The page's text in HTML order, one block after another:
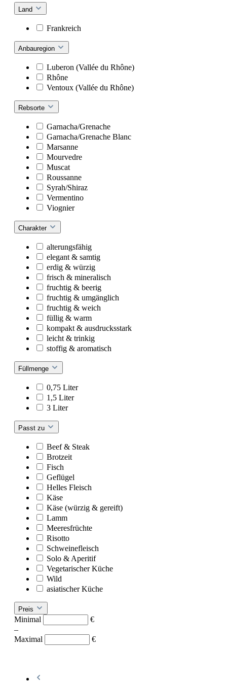
Land
Frankreich
Anbauregion
Luberon (Vallée du Rhône)
Rhône
Ventoux (Vallée du Rhône)
Rebsorte
Garnacha/Grenache
Garnacha/Grenache Blanc
Marsanne
Mourvedre
Muscat
Roussanne
Syrah/Shiraz
Vermentino
Viognier
Charakter
alterungsfähig
elegant & samtig
erdig & würzig
frisch & mineralisch
fruchtig & beerig
fruchtig & umgänglich
fruchtig & weich
füllig & warm
kompakt & ausdrucksstark
leicht & trinkig
stoffig & aromatisch
Füllmenge
0,75 Liter
1,5 Liter
3 Liter
Passt zu
Beef & Steak
Brotzeit
Fisch
Geflügel
Helles Fleisch
Käse
Käse (würzig & gereift)
Lamm
Meeresfrüchte
Risotto
Schweinefleisch
Solo & Aperitif
Vegetarischer Küche
Wild
asiatischer Küche
Preis
Minimal
€
–
Maximal
€